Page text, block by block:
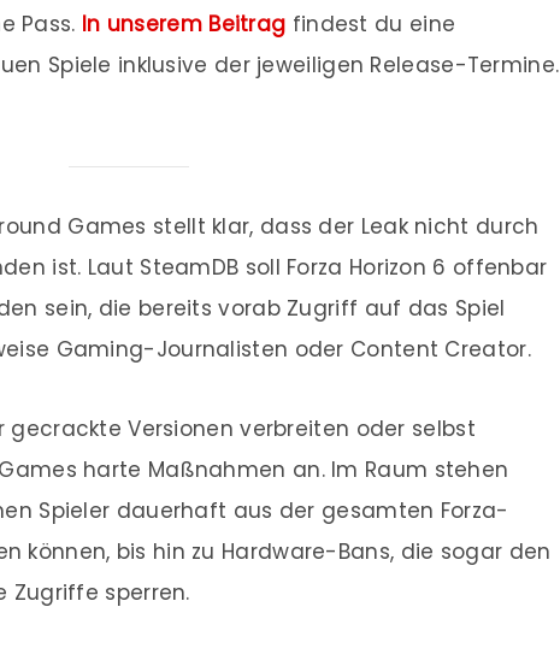
Pass. In unserem Beitrag findest du eine
Spiele inklusive der jeweiligen Release-Termine.
Games stellt klar, dass der Leak nicht durch
ist. Laut SteamDB soll Forza Horizon 6 offenbar
sein, die bereits vorab Zugriff auf das Spiel
Gaming-Journalisten oder Content Creator.
gecrackte Versionen verbreiten oder selbst
harte Maßnahmen an. Im Raum stehen
Spieler dauerhaft aus der gesamten Forza-
können, bis hin zu Hardware-Bans, die sogar den
Zugriffe sperren.